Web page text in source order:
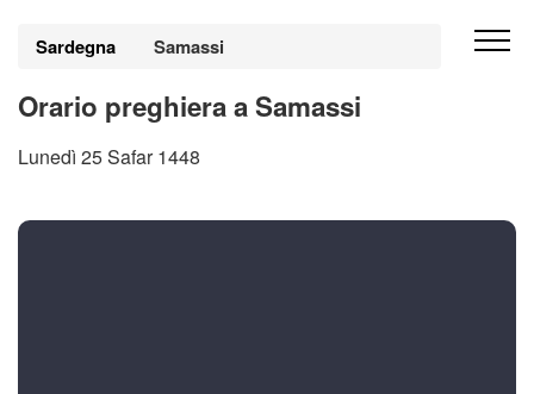
Sardegna Samassi
Orario preghiera a Samassi
Lunedì 25 Safar 1448